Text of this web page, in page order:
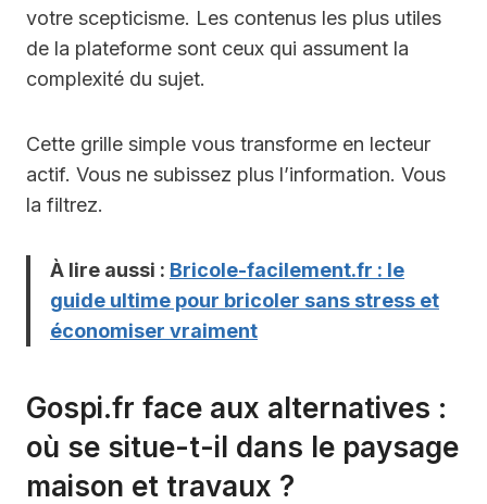
votre scepticisme. Les contenus les plus utiles
de la plateforme sont ceux qui assument la
complexité du sujet.
Cette grille simple vous transforme en lecteur
actif. Vous ne subissez plus l’information. Vous
la filtrez.
À lire aussi : Bricole-facilement.fr : le
guide ultime pour bricoler sans stress et
économiser vraiment
Gospi.fr face aux alternatives :
où se situe-t-il dans le paysage
maison et travaux ?